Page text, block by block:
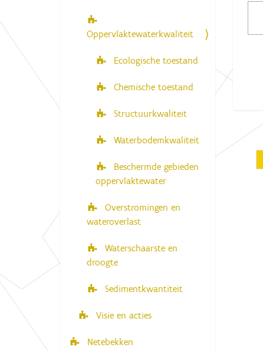
Oppervlaktewaterkwaliteit
Ecologische toestand
Chemische toestand
Structuurkwaliteit
Waterbodemkwaliteit
Beschermde gebieden
oppervlaktewater
Overstromingen en
wateroverlast
Waterschaarste en
droogte
Sedimentkwantiteit
Visie en acties
Netebekken